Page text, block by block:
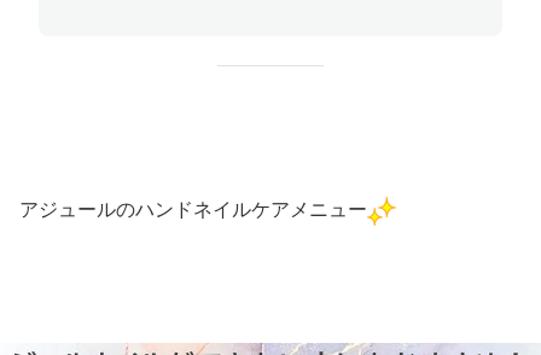
アジュールのハンドネイルケアメニュー